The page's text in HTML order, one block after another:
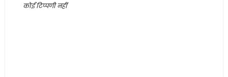
कोई टिप्पणी नहीं